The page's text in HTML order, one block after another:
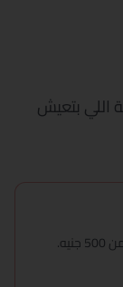
اللي بتعيش